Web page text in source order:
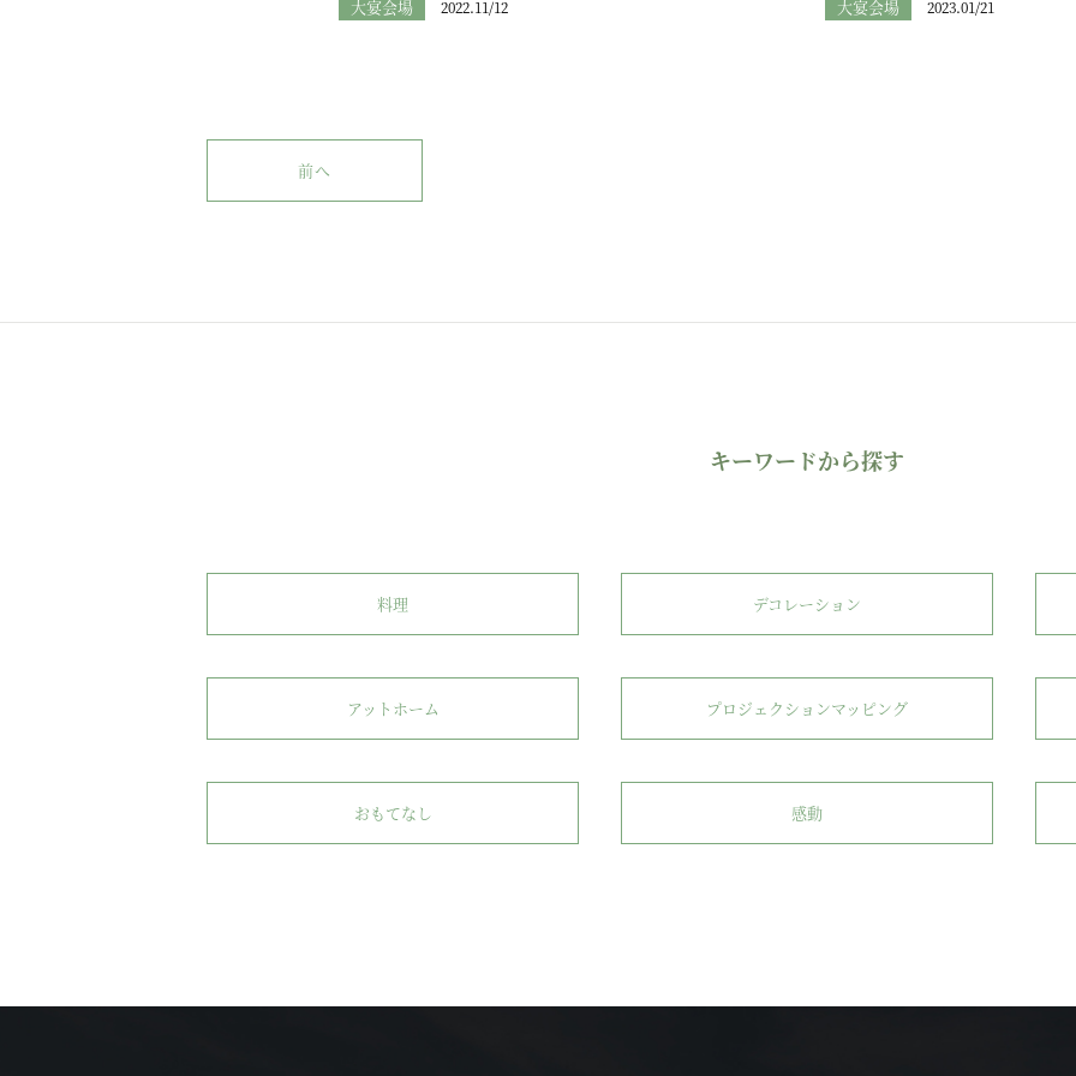
大宴会場 2022.11/12 大宴会場 2023.01/21
前へ
キーワードから探す
料理 デコレーション
アットホーム プロジェクションマッピング
おもてなし 感動